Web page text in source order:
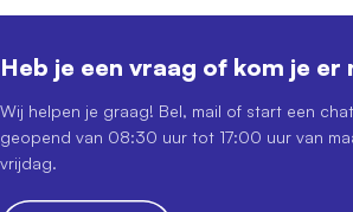
Heb je een vraag of kom je er
Wij helpen je graag! Bel, mail of start een
geopend van 08:30 uur tot 17:00 uur van
vrijdag.